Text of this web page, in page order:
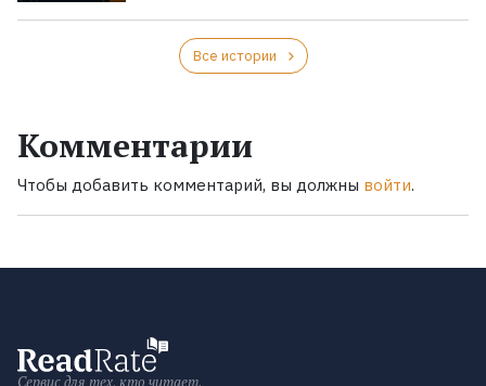
Все истории
Комментарии
Чтобы добавить комментарий, вы должны войти.
Сервис для тех, кто читает.